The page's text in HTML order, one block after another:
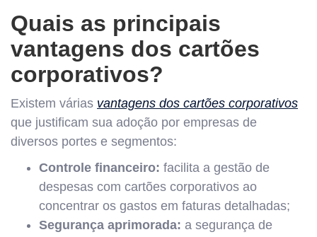
Quais as principais
vantagens dos cartões
corporativos?
Existem várias vantagens dos cartões corporativos
que justificam sua adoção por empresas de
diversos portes e segmentos:
Controle financeiro: facilita a gestão de
despesas com cartões corporativos ao
concentrar os gastos em faturas detalhadas;
Segurança aprimorada: a segurança de